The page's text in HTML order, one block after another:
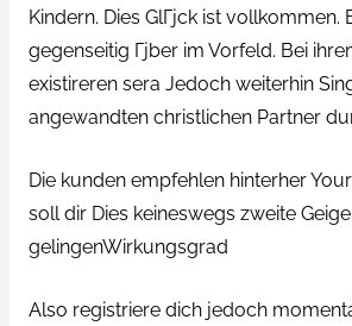
Kindern. Dies GlГјck ist vollkommen.
gegenseitig Гјber im Vorfeld. Bei
existireren sera Jedoch weiterhin
angewandten christlichen Partner
Die kunden empfehlen hinterher
soll dir Dies keineswegs zweite Geige
gelingenWirkungsgrad
Also registriere dich jedoch